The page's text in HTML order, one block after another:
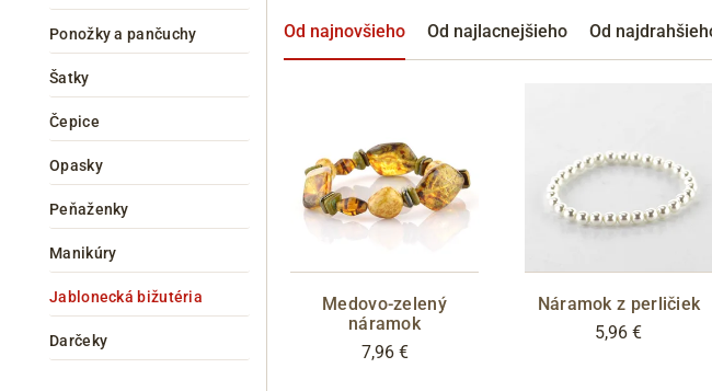
zpracování osobních údajů
Ponožky a pančuchy
Šatky
Čepice
Opasky
Peňaženky
Manikúry
Jablonecká bižutéria
Darčeky
Od najnovšieho Od najlacnejšieho Od
Medovo-zelený
náramok
7,96 €
Náramok z perličiek
5,96 €